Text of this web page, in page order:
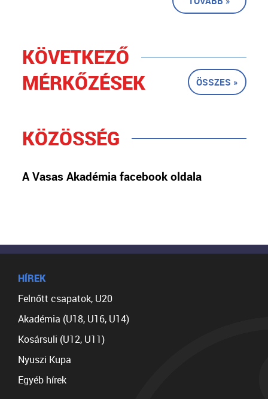
KÖVETKEZŐ
MÉRKŐZÉSEK
ÖSSZES »
KÖZÖSSÉG
A Vasas Akadémia facebook oldala
HÍREK
Felnőtt csapatok, U20
Akadémia (U18, U16, U14)
Kosársuli (U12, U11)
Nyuszi Kupa
Egyéb hírek